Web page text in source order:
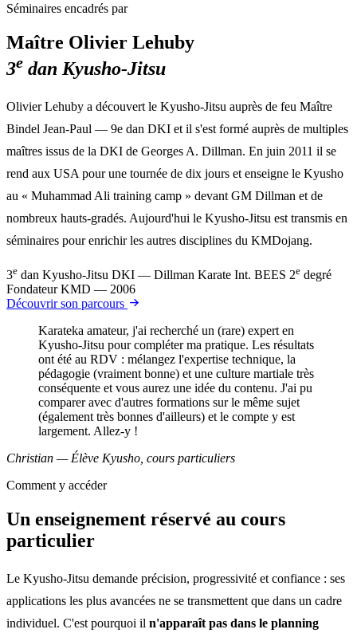
Séminaires encadrés par
Maître Olivier Lehuby
3e dan Kyusho-Jitsu
Olivier Lehuby a découvert le Kyusho-Jitsu auprès de feu Maître
Bindel Jean-Paul — 9e dan DKI et il s'est formé auprès de multiples
maîtres issus de la DKI de Georges A. Dillman. En juin 2011 il se
rend aux USA pour une tournée de dix jours et enseigne le Kyusho
au « Muhammad Ali training camp » devant GM Dillman et de
nombreux hauts-gradés. Aujourd'hui le Kyusho-Jitsu est transmis en
séminaires pour enrichir les autres disciplines du KMDojang.
3e dan Kyusho-Jitsu DKI — Dillman Karate Int. BEES 2e degré
Fondateur KMD — 2006
Découvrir son parcours
Karateka amateur, j'ai recherché un (rare) expert en
Kyusho-Jitsu pour compléter ma pratique. Les résultats
ont été au RDV : mélangez l'expertise technique, la
pédagogie (vraiment bonne) et une culture martiale très
conséquente et vous aurez une idée du contenu. J'ai pu
comparer avec d'autres formations sur le même sujet
(également très bonnes d'ailleurs) et le compte y est
largement. Allez-y !
Christian — Élève Kyusho, cours particuliers
Comment y accéder
Un enseignement réservé au cours
particulier
Le Kyusho-Jitsu demande précision, progressivité et confiance : ses
applications les plus avancées ne se transmettent que dans un cadre
individuel. C'est pourquoi il n'apparaît pas dans le planning